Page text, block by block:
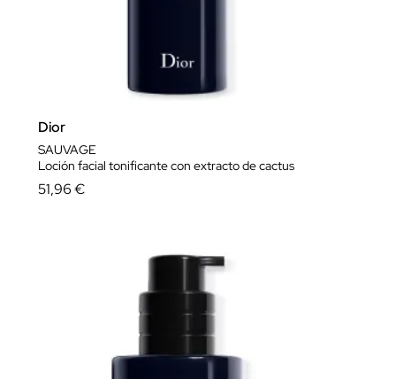
Dior
SAUVAGE
Loción facial tonificante con extracto de cactus
51,96 €